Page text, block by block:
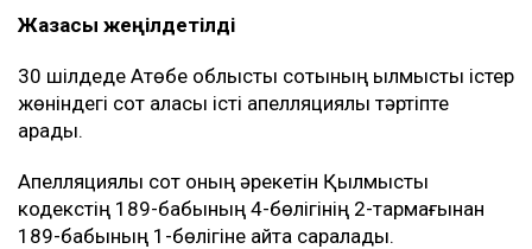
Жазасы жеңілдетілді
30 шілдеде Ақтөбе облыстық сотының қылмыстық істер
жөніндегі сот алқасы істі апелляциялық тәртіпте
қарады.
Апелляциялық сот оның әрекетін Қылмыстық
кодекстің 189-бабының 4-бөлігінің 2-тармағынан
189-бабының 1-бөлігіне қайта саралады.